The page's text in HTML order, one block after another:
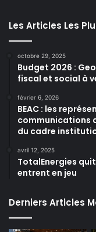
Les Articles Les
octobre 29, 2025
Budget 2026 :
fiscal et social à
février 6, 2026
BEAC : les
communications
du cadre
avril 12, 2025
TotalEnergies
entrent en jeu
Derniers Articles